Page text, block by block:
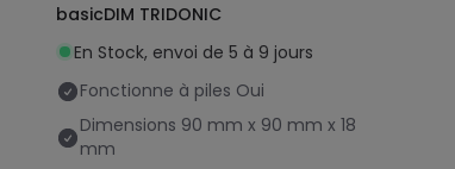
basicDIM TRIDONIC
En Stock, envoi de 5 à 9 jours
Fonctionne à piles Oui
Dimensions 90 mm x 90 mm x 18
mm